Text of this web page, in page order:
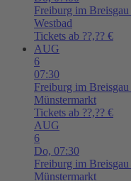
Freiburg im Breisgau
Westbad
Tickets ab ??,?? €
AUG
6
07:30
Freiburg im Breisgau
Münstermarkt
Tickets ab ??,?? €
AUG
6
Do, 07:30
Freiburg im Breisgau
Münstermarkt